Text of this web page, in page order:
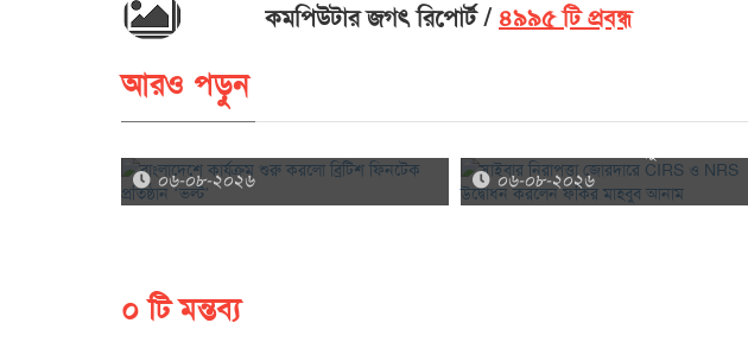
কমপিউটার জগৎ রিপোর্ট ৪৯৯৫ টি প্রবন্ধ
আরও পড়ুন
বাংলাদেশে কার্যক্রম শুরু করলো ব্রিটিশ ফিনটেক
০৬-০৮-২০২৬
সাইবার নিরাপত্তা জোরদারে CIRS ও NRS
০৬-০৮-২০২৬
০ টি মন্তব্য